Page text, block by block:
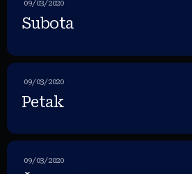
09/03/2020
Subota
09/03/2020
Petak
09/03/2020